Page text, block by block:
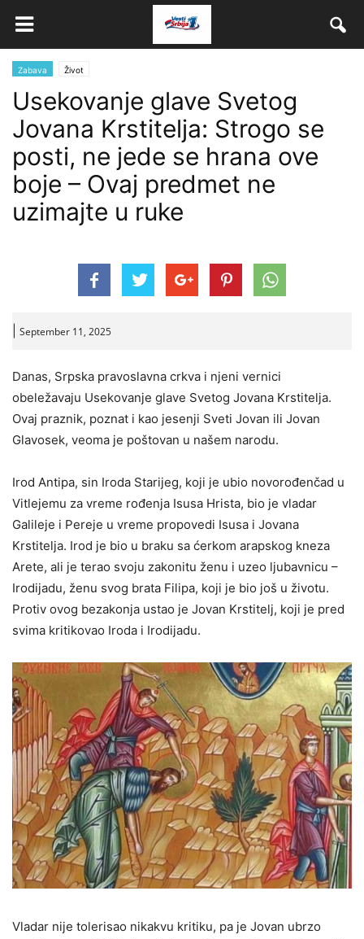
Zabava Život
Usekovanje glave Svetog
Jovana Krstitelja: Strogo se
posti, ne jede se hrana ove
boje – Ovaj predmet ne
uzimajte u ruke
September 11, 2025
Danas, Srpska pravoslavna crkva i njeni vernici
obeležavaju Usekovanje glave Svetog Jovana Krstitelja.
Ovaj praznik, poznat i kao jesenji Sveti Jovan ili Jovan
Glavosek, veoma je poštovan u našem narodu.
Irod Antipa, sin Iroda Starijeg, koji je ubio novorođenčad u
Vitlejemu za vreme rođenja Isusa Hrista, bio je vladar
Galileje i Pereje u vreme propovedi Isusa i Jovana
Krstitelja. Irod je bio u braku sa ćerkom arapskog kneza
Arete, ali je terao svoju zakonitu ženu i uzeo ljubavnicu –
Irodijadu, ženu svog brata Filipa, koji je bio još u životu.
Protiv ovog bezakonja ustao je Jovan Krstitelj, koji je pred
svima kritikovao Iroda i Irodijadu.
Vladar nije tolerisao nikakvu kritiku, pa je Jovan ubrzo